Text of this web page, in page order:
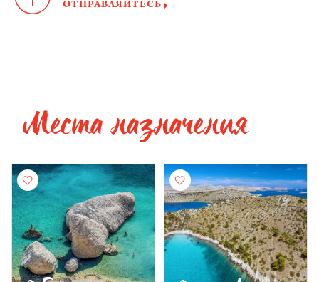
ОТПРАВЛЯЙТЕСЬ
Места назначения